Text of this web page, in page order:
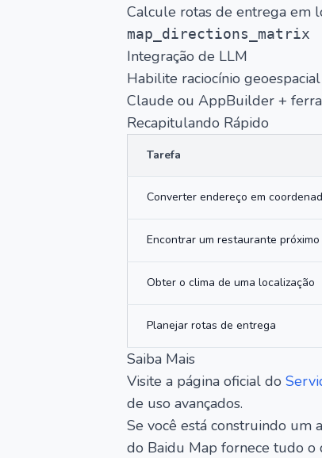
Calcule rotas de entrega em
map_directions_matrix
Integração de LLM
Habilite raciocínio
Claude ou AppBuilder +
Recapitulando Rápido
Tarefa
Converter endereço em
Encontrar um restaurante próximo
Obter o clima de uma localização
Planejar rotas de entrega
Saiba Mais
Visite a página oficial do
de uso avançados.
Se você está construindo
do Baidu Map fornece tudo o